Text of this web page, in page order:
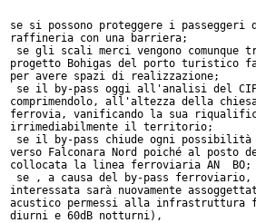
se si possono proteggere i
raffineria con una barriera;
se gli scali merci vengono
progetto Bohigas del porto turistico
per avere spazi di realizzazione;
se il by-pass oggi all'analisi del
comprimendolo, all'altezza della
ferrovia, vanificando la sua
irrimediabilmente il territorio;
se il by-pass chiude ogni
verso Falconara Nord poiché al posto
collocata la linea ferroviaria AN  BO;
se , a causa del by-pass
interessata sarà nuovamente
acustico permessi alla infrastruttura
diurni e 60dB notturni),